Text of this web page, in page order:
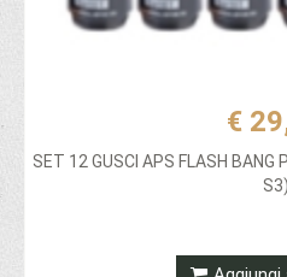
€
SET 12 GUSCI APS FLASH BANG
S3)